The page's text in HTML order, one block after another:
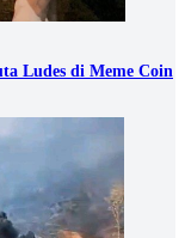
Ludes di Meme Coin